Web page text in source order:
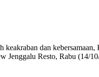
keakraban dan
Jenggalu Resto, Rabu (14/